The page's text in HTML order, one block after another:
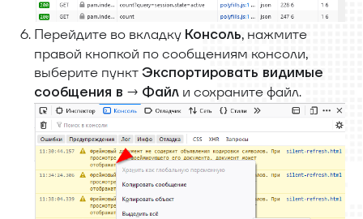
Перейдите во вкладку Консоль, нажмите
правой кнопкой по сообщениям консоли,
выберите пунктЭкспортировать видимые
сообщения в → Файл и сохраните файл.